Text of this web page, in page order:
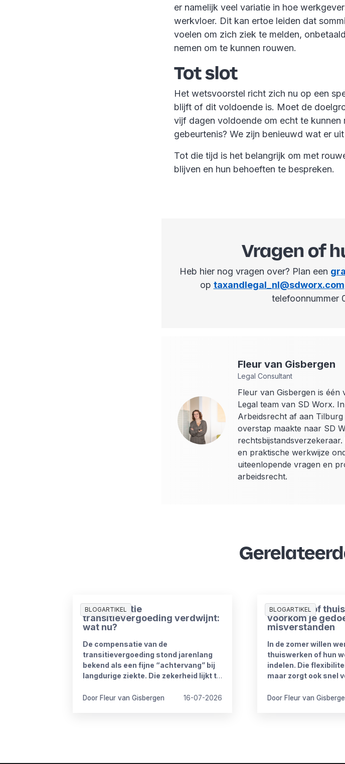
er namelijk veel variatie in hoe
werkvloer. Dit kan ertoe leiden dat
voelen om zich ziek te melden,
nemen om te kunnen rouwen.
Tot slot
Het wetsvoorstel richt zich nu op een
blijft of dit voldoende is. Moet de
vijf dagen voldoende om echt te kunnen
gebeurtenis? We zijn benieuwd wat er
Tot die tijd is het belangrijk om met
blijven en hun behoeften te bespreken.
Vragen of
Heb hier nog vragen over? Plan een
op taxandlegal_nl@sdworx.com
telefoonnummer
Fleur van Gisbergen
Legal Consultant
Fleur van Gisbergen is één
Legal team van SD Worx.
Arbeidsrecht af aan
overstap maakte naar SD
en praktische werkwijze
uiteenlopende vragen en
arbeidsrecht.
BLOGARTIKEL
Compensatie
transitievergoeding verdwijnt:
wat nu?
De compensatie van de
transitievergoeding stond jarenlang
bekend als een fijne “achtervang” bij
langdurige ziekte. Die zekerheid lijkt te
kabinet heeft plannen om de
Door Fleur van Gisbergen 16-07-2026
BLOGARTIKEL
Zomerproof
voorkom je
misverstanden
In de zomer willen
thuiswerken of hun
indelen. Die
maar zorgt ook snel
wat niet? Wanneer is
Door Fleur van